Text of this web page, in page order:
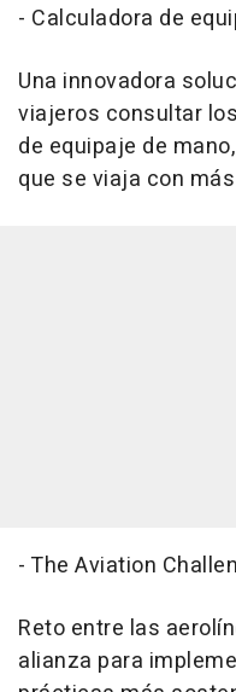
- Calculadora de
Una innovadora
viajeros consultar
de equipaje de
que se viaja con
- The Aviation
Reto entre las
alianza para